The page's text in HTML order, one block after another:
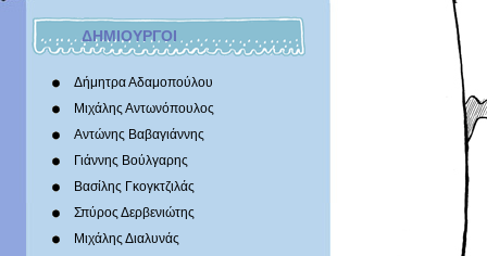
ΔΗΜΙΟΥΡΓΟΙ
Δήμητρα Αδαμοπούλου
Μιχάλης Αντωνόπουλος
Αντώνης Βαβαγιάννης
Γιάννης Βούλγαρης
Βασίλης Γκογκτζιλάς
Σπύρος Δερβενιώτης
Mιχάλης Διαλυνάς